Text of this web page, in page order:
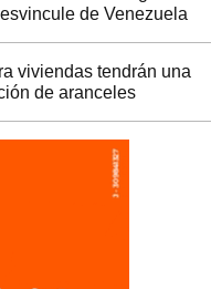
de Venezuela
viviendas tendrán una
de aranceles